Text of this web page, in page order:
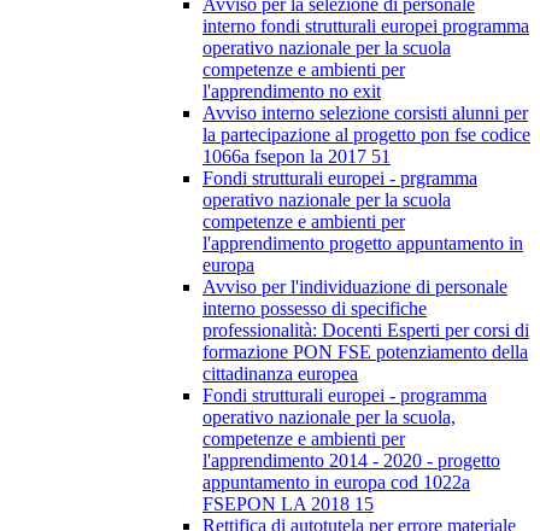
Avviso per la selezione di personale
interno fondi strutturali europei programma
operativo nazionale per la scuola
competenze e ambienti per
l'apprendimento no exit
Avviso interno selezione corsisti alunni per
la partecipazione al progetto pon fse codice
1066a fsepon la 2017 51
Fondi strutturali europei - prgramma
operativo nazionale per la scuola
competenze e ambienti per
l'apprendimento progetto appuntamento in
europa
Avviso per l'individuazione di personale
interno possesso di specifiche
professionalità: Docenti Esperti per corsi di
formazione PON FSE potenziamento della
cittadinanza europea
Fondi strutturali europei - programma
operativo nazionale per la scuola,
competenze e ambienti per
l'apprendimento 2014 - 2020 - progetto
appuntamento in europa cod 1022a
FSEPON LA 2018 15
Rettifica di autotutela per errore materiale